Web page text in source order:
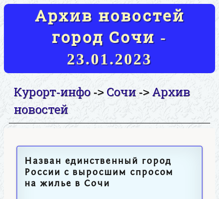
Архив новостей
город Сочи -
23.01.2023
Курорт-инфо-> Сочи->Архив
новостей
Назван единственный город
России с выросшим спросом
на жилье в Сочи